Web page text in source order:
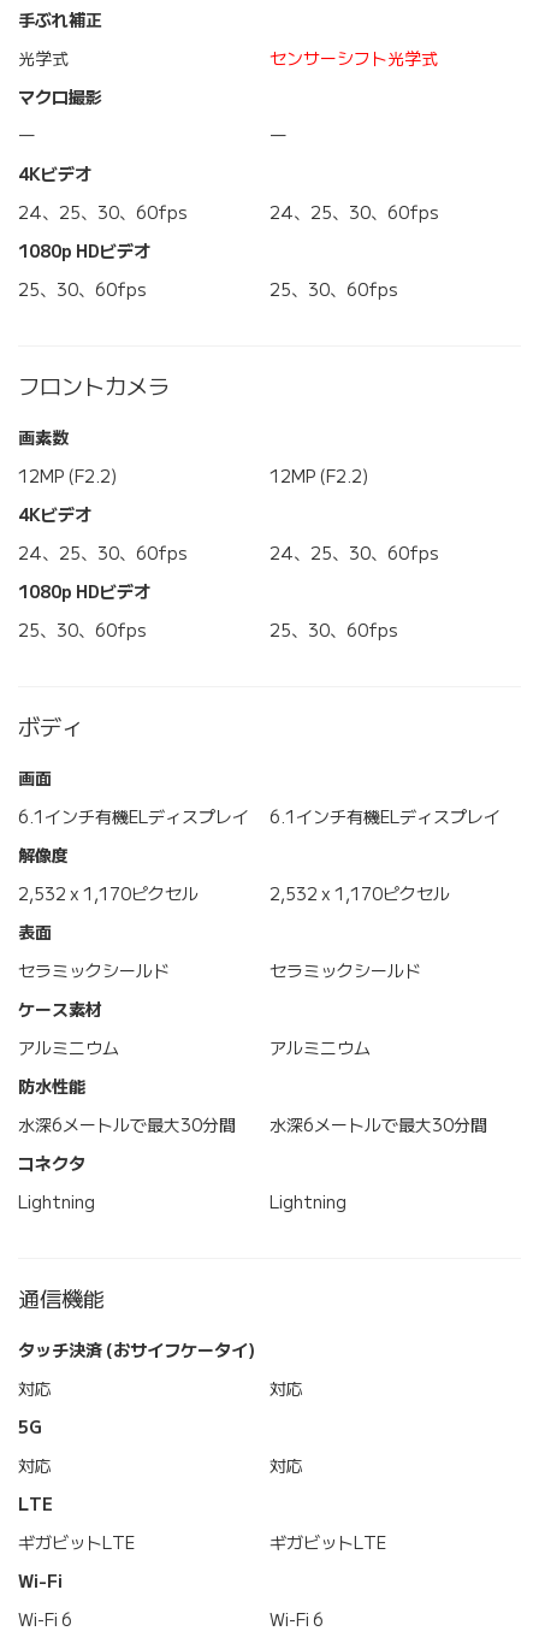
手ぶれ補正
光学式
センサーシフト光学式
マクロ撮影
―
―
4Kビデオ
24、25、30、60fps
24、25、30、60fps
1080p HDビデオ
25、30、60fps
25、30、60fps
フロントカメラ
画素数
12MP (F2.2)
12MP (F2.2)
4Kビデオ
24、25、30、60fps
24、25、30、60fps
1080p HDビデオ
25、30、60fps
25、30、60fps
ボディ
画面
6.1インチ有機ELディスプレイ
6.1インチ有機ELディスプレイ
解像度
2,532 x 1,170ピクセル
2,532 x 1,170ピクセル
表面
セラミックシールド
セラミックシールド
ケース素材
アルミニウム
アルミニウム
防水性能
水深6メートルで最大30分間
水深6メートルで最大30分間
コネクタ
Lightning
Lightning
通信機能
タッチ決済 (おサイフケータイ)
対応
対応
5G
対応
対応
LTE
ギガビットLTE
ギガビットLTE
Wi-Fi
Wi-Fi 6
Wi-Fi 6